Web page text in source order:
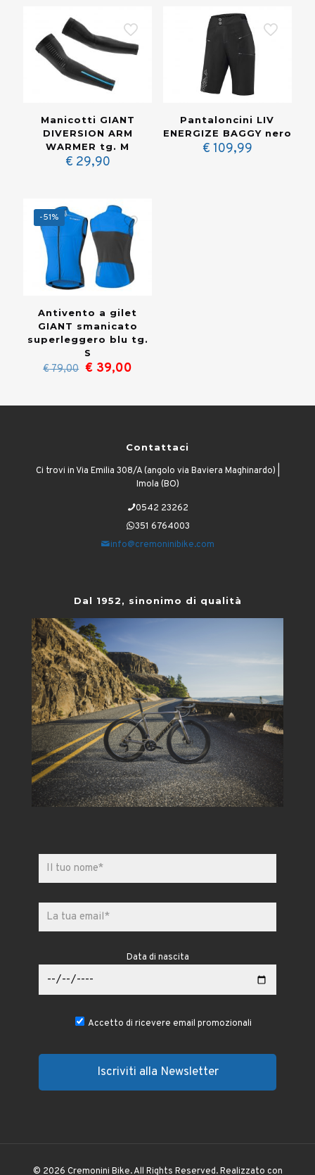
Manicotti GIANT
DIVERSION ARM
WARMER tg. M
€ 29,90
Pantaloncini LIV
ENERGIZE BAGGY nero
€ 109,99
-51%
Antivento a gilet
GIANT smanicato
superleggero blu tg.
S
€79,00 Il
era:
€ 39,00
è:
Contattaci
Ci trovi in Via Emilia 308/A (angolo via Baviera Maghinardo) |
Imola (BO)
0542 23262
351 6764003
info@cremoninibike.com
Dal 1952, sinonimo di qualità
Data di nascita
Accetto di ricevere email promozionali
© 2026 Cremonini Bike. All Rights Reserved. Realizzato con